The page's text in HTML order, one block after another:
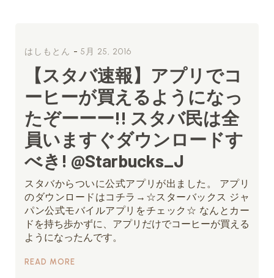
はしもとん - 5月 25, 2016
【スタバ速報】アプリでコ
ーヒーが買えるようになっ
たぞーーー!! スタバ民は全
員いますぐダウンロードす
べき! @Starbucks_J
スタバからついに公式アプリが出ました。 アプリ
のダウンロードはコチラ→☆スターバックス ジャ
パン公式モバイルアプリをチェック☆ なんとカー
ドを持ち歩かずに、アプリだけでコーヒーが買える
ようになったんです。
READ MORE